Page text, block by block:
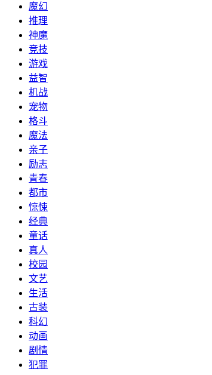
魔幻
推理
神魔
竞技
游戏
益智
机战
宠物
格斗
魔法
亲子
励志
青春
都市
惊悚
经典
童话
真人
校园
文艺
生活
古装
科幻
动画
剧情
犯罪